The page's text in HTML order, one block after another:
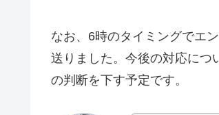
なお、6時のタイミングでエ
送りました。今後の対応につ
の判断を下す予定です。